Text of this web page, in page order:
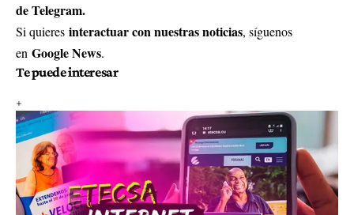
de Telegram.
Si quieres interactuar con nuestras noticias, síguenos
en Google News.
Te puede interesar